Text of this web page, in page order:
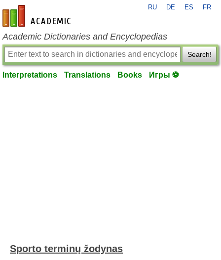
en-academic.com
RU DE ES FR
Academic Dictionaries and Encyclopedias
Search!
Interpretations Translations Books Игры ⚽
Sporto terminų žodynas